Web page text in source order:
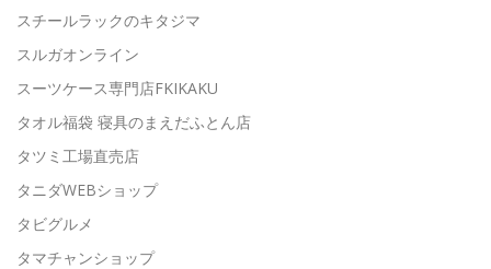
スチールラックのキタジマ
スルガオンライン
スーツケース専門店FKIKAKU
タオル福袋 寝具のまえだふとん店
タツミ工場直売店
タニダWEBショップ
タビグルメ
タマチャンショップ